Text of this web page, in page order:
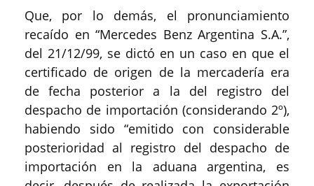
Que, por lo demás, el pronunciamiento
recaído en “Mercedes Benz Argentina S.A.”,
del 21/12/99, se dictó en un caso en que el
certificado de origen de la mercadería era
de fecha posterior a la del registro del
despacho de importación (considerando 2º),
habiendo sido “emitido con considerable
posterioridad al registro del despacho de
importación en la aduana argentina, es